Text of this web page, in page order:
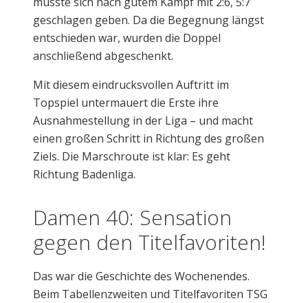
geschlagen geben. Da die Begegnung längst
entschieden war, wurden die Doppel
anschließend abgeschenkt.
Mit diesem eindrucksvollen Auftritt im
Topspiel untermauert die Erste ihre
Ausnahmestellung in der Liga – und macht
einen großen Schritt in Richtung des großen
Ziels. Die Marschroute ist klar: Es geht
Richtung Badenliga.
Damen 40: Sensation
gegen den Titelfavoriten!
Das war die Geschichte des Wochenendes.
Beim Tabellenzweiten und Titelfavoriten TSG